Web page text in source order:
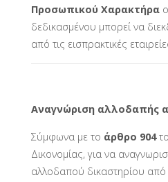
Προσωπικού Χαρακτήραο
δεδικασμένου μπορεί να
από τις εισπρακτικές
Αναγνώριση αλλοδαπής
Σύμφωνα με το άρθρο 904
Δικονομίας, για να
αλλοδαπού δικαστηρίου από